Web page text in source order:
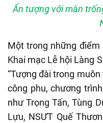
Ấn tượng với màn
Một trong những
Khai mạc Lễ hội Làng
“Tượng đài trong
công phu, chương
như Trọng Tấn, Tùng
Lựu, NSƯT Quế